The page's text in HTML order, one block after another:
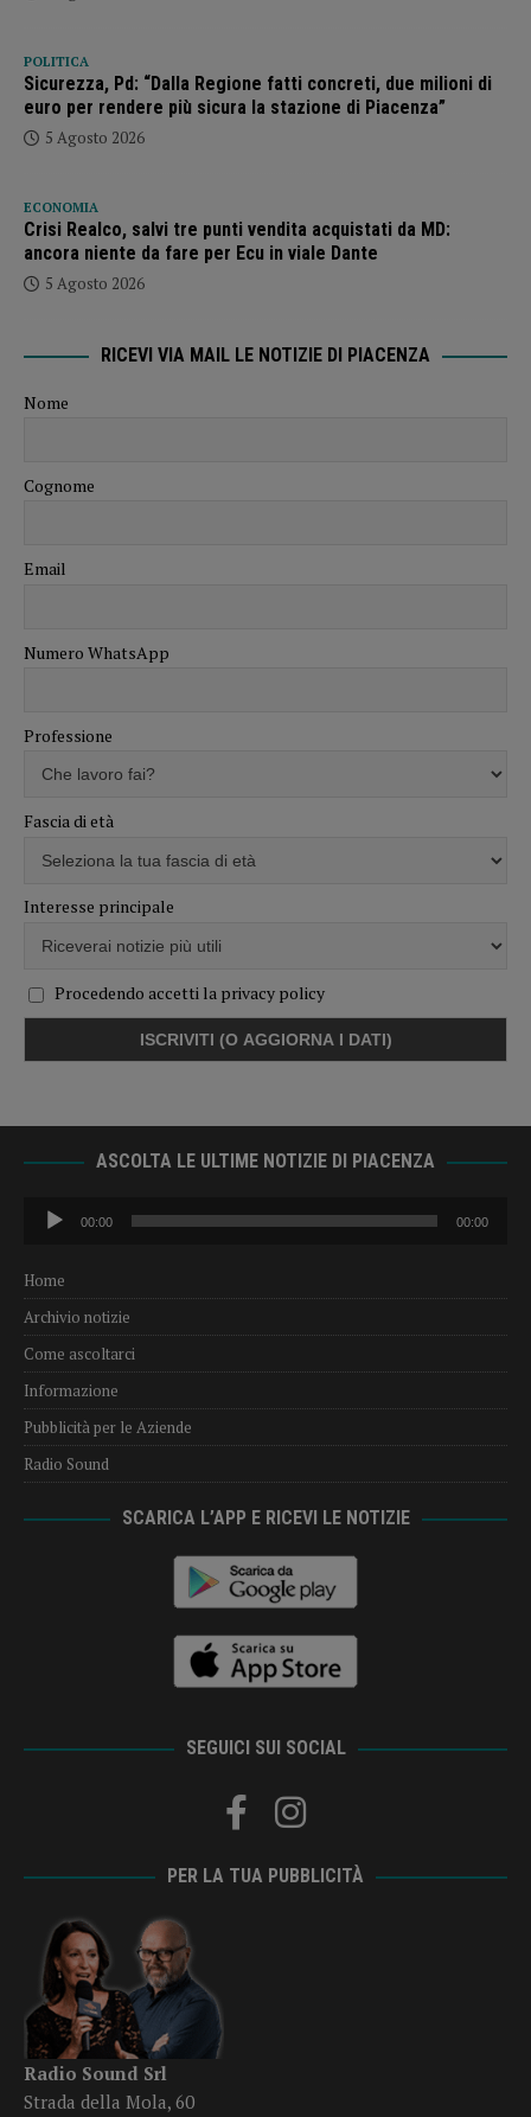
POLITICA
Sicurezza, Pd: “Dalla Regione fatti concreti, due milioni di
euro per rendere più sicura la stazione di Piacenza”
5 Agosto 2026
ECONOMIA
Crisi Realco, salvi tre punti vendita acquistati da MD:
ancora niente da fare per Ecu in viale Dante
5 Agosto 2026
RICEVI VIA MAIL LE NOTIZIE DI PIACENZA
Nome
Cognome
Email
Numero WhatsApp
Professione
Fascia di età
Interesse principale
Procedendo accetti la privacy policy
ASCOLTA LE ULTIME NOTIZIE DI PIACENZA
Audio
Player
00:00 00:00
Home
Archivio notizie
Come ascoltarci
Informazione
Pubblicità per le Aziende
Radio Sound
SCARICA L’APP E RICEVI LE NOTIZIE
SEGUICI SUI SOCIAL
PER LA TUA PUBBLICITÀ
Radio Sound Srl
Strada della Mola, 60